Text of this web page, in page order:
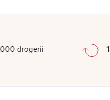
0%
Sortowanie wgdata:
drogerii